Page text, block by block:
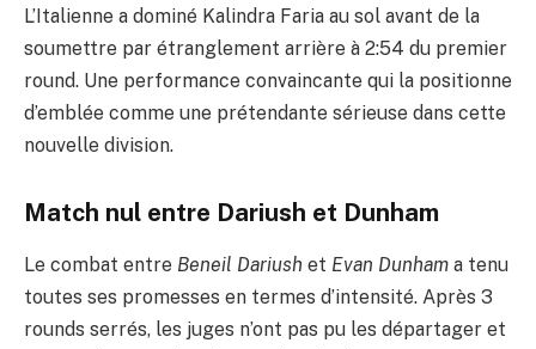
L’Italienne a dominé Kalindra Faria au sol avant de la
soumettre par étranglement arrière à 2:54 du premier
round. Une performance convaincante qui la positionne
d’emblée comme une prétendante sérieuse dans cette
nouvelle division.
Match nul entre Dariush et Dunham
Le combat entre Beneil Dariush et Evan Dunham a tenu
toutes ses promesses en termes d’intensité. Après 3
rounds serrés, les juges n’ont pas pu les départager et